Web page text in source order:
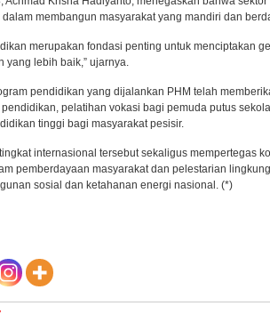
membangun masyarakat yang mandiri dan
merupakan fondasi penting untuk menciptakan
yang lebih baik,” ujarnya.
pendidikan yang dijalankan PHM telah
pelatihan vokasi bagi pemuda putus
tinggi bagi masyarakat pesisir.
internasional tersebut sekaligus mempertegas
pemberdayaan masyarakat dan pelestarian
sosial dan ketahanan energi nasional. (*)